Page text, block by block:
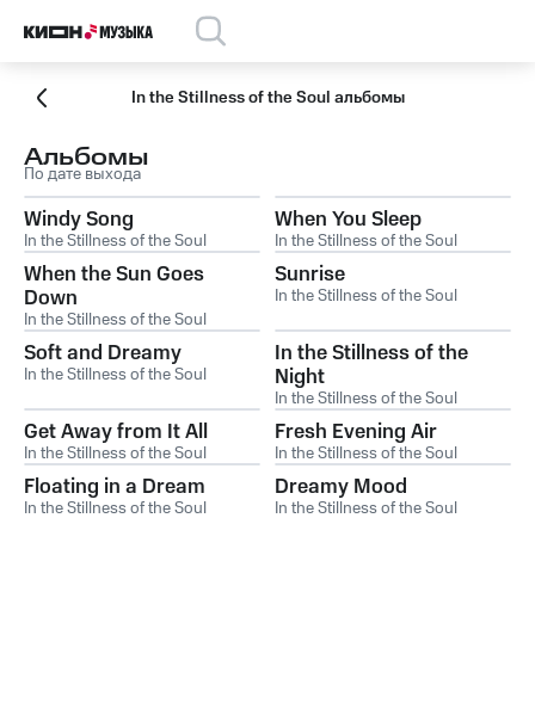
In the Stillness of the Soul альбомы
Альбомы
По дате выхода
Windy Song
In the Stillness of the Soul
When You Sleep
In the Stillness of the Soul
When the Sun Goes
Down
In the Stillness of the Soul
Sunrise
In the Stillness of the Soul
Soft and Dreamy
In the Stillness of the Soul
In the Stillness of the
Night
In the Stillness of the Soul
Get Away from It All
In the Stillness of the Soul
Fresh Evening Air
In the Stillness of the Soul
Floating in a Dream
In the Stillness of the Soul
Dreamy Mood
In the Stillness of the Soul